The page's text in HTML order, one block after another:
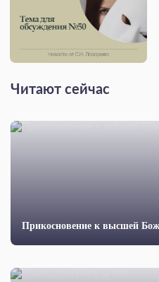
Читают сейчас
Прикосновение к высшей